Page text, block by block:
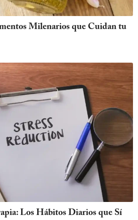
Milenarios que Cuidan tu
Los Hábitos Diarios que Sí